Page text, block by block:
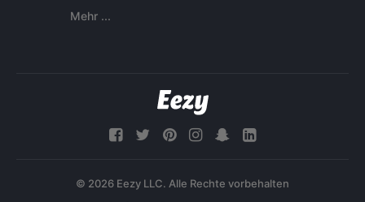
Mehr ...
© 2026 Eezy LLC. Alle Rechte vorbehalten